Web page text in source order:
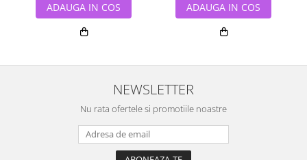
ADAUGA IN COS ADAUGA IN COS
NEWSLETTER
Nu rata ofertele si promotiile noastre